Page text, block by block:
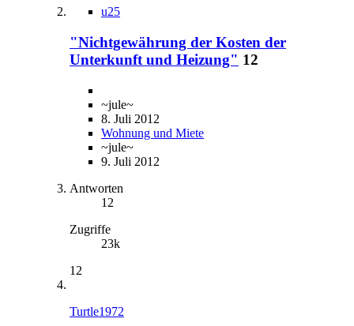
u25
"Nichtgewährung der Kosten der
Unterkunft und Heizung" 12
~jule~
8. Juli 2012
Wohnung und Miete
~jule~
9. Juli 2012
Antworten
12
Zugriffe
23k
12
Turtle1972